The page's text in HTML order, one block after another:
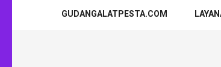
GUDANGALATPESTA.COM